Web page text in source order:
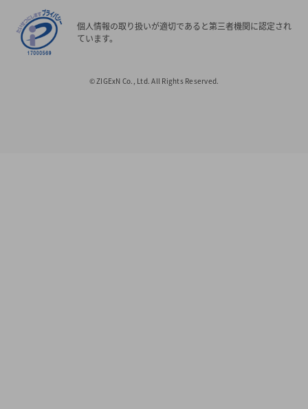
個人情報の取り扱いが適切であると第三者機関に認定され
ています。
© ZIGExN Co., Ltd. All Rights Reserved.